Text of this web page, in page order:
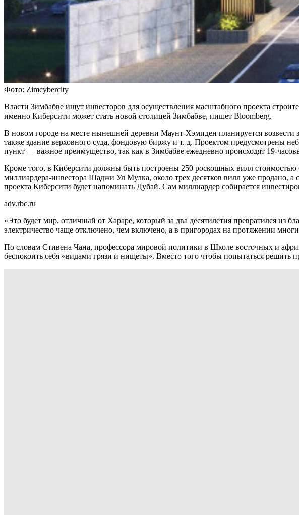
Фото: Zimcybercity
Власти Зимбабве ищут инвесторов для осуществления масштабного проекта
именно Киберсити может стать новой столицей Зимбабве, пишет Bloomberg.
В новом городе на месте нынешней деревни Маунт-Хэмпден планируется возвести
также здание верховного суда, фондовую биржу и т. д. Проектом предусмотрены
пункт — важное преимущество, так как в Зимбабве ежедневно происходят 19-
Кроме того, в Киберсити должны быть построены 250 роскошных вилл
миллиардера-инвестора Шаджи Ул Мулка, около трех десятков вилл уже продано, а
проекта Киберсити будет напоминать Дубай. Сам миллиардер собирается
adv.rbc.ru
«Это будет мир, отличный от Хараре, который за два десятилетия превратился из
электричество чаще отключено, чем включено, а в пригородах на протяжении
По словам Стивена Чана, профессора мировой политики в Школе восточных и
беспокоить себя «видами грязи и нищеты». Вместо того чтобы попытаться